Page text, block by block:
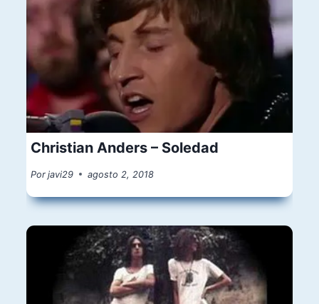
Christian Anders – Soledad
Por javi29 agosto 2, 2018